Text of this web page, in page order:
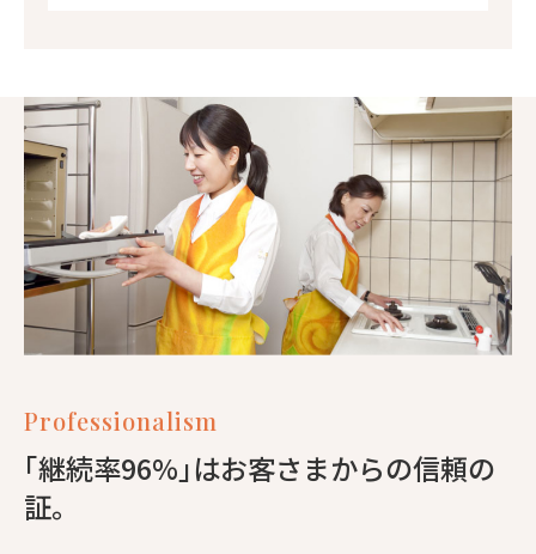
Professionalism
｢継続率96%｣はお客さまからの信頼の
証。